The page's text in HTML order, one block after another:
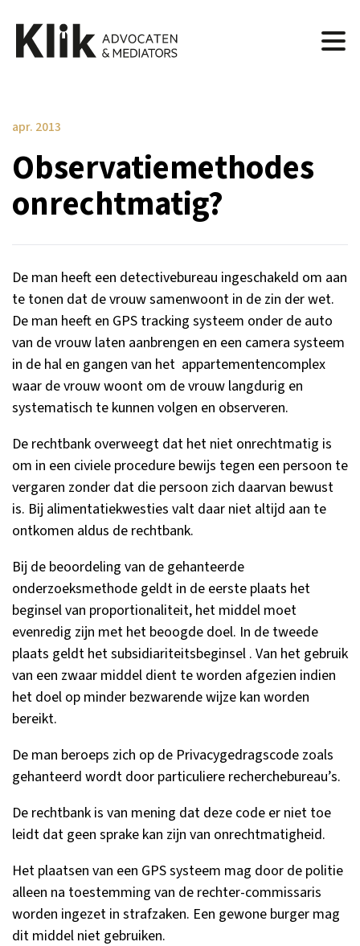
apr. 2013
Observatiemethodes
onrechtmatig?
De man heeft een detectivebureau ingeschakeld om aan
te tonen dat de vrouw samenwoont in de zin der wet.
De man heeft en GPS tracking systeem onder de auto
van de vrouw laten aanbrengen en een camera systeem
in de hal en gangen van het appartementencomplex
waar de vrouw woont om de vrouw langdurig en
systematisch te kunnen volgen en observeren.
De rechtbank overweegt dat het niet onrechtmatig is
om in een civiele procedure bewijs tegen een persoon te
vergaren zonder dat die persoon zich daarvan bewust
is. Bij alimentatiekwesties valt daar niet altijd aan te
ontkomen aldus de rechtbank.
Bij de beoordeling van de gehanteerde
onderzoeksmethode geldt in de eerste plaats het
beginsel van proportionaliteit, het middel moet
evenredig zijn met het beoogde doel. In de tweede
plaats geldt het subsidiariteitsbeginsel . Van het gebruik
van een zwaar middel dient te worden afgezien indien
het doel op minder bezwarende wijze kan worden
bereikt.
De man beroeps zich op de Privacygedragscode zoals
gehanteerd wordt door particuliere recherchebureau’s.
De rechtbank is van mening dat deze code er niet toe
leidt dat geen sprake kan zijn van onrechtmatigheid.
Het plaatsen van een GPS systeem mag door de politie
alleen na toestemming van de rechter-commissaris
worden ingezet in strafzaken. Een gewone burger mag
dit middel niet gebruiken.